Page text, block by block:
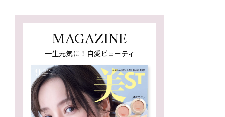
MAGAZINE
一生元気に！自愛ビューティ